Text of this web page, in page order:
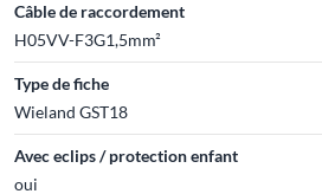
Câble de raccordement
H05VV-F3G1,5mm²
Type de fiche
Wieland GST18
Avec eclips / protection enfant
oui